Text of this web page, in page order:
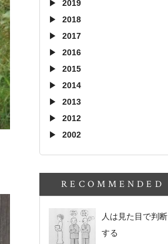
2019
2018
2017
2016
2015
2014
2013
2012
2002
RECOMMENDED
人は見た目で判断
する